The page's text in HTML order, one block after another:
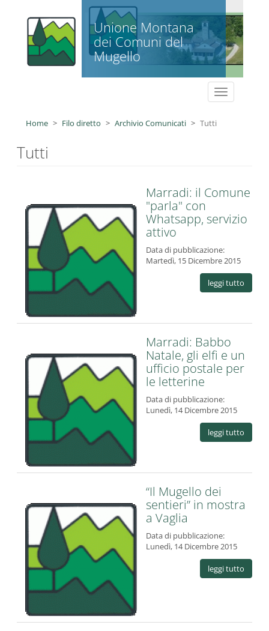
Salta al contenuto principale
Unione Montana
dei Comuni del
Mugello
Toggle
navigation
Home
Filo diretto Archivio Comunicati Tutti
Tutti
Marradi: il Comune
"parla" con
Whatsapp, servizio
attivo
Data di pubblicazione:
Martedì, 15 Dicembre 2015
leggi tutto
Marradi: Babbo
Natale, gli elfi e un
ufficio postale per
le letterine
Data di pubblicazione:
Lunedì, 14 Dicembre 2015
leggi tutto
“Il Mugello dei
sentieri” in mostra
a Vaglia
Data di pubblicazione:
Lunedì, 14 Dicembre 2015
leggi tutto